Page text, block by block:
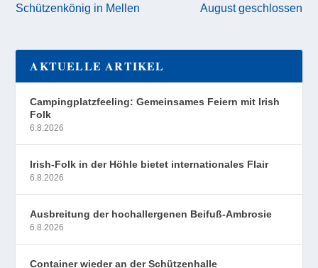
Schützenkönig in Mellen
August geschlossen
AKTUELLE ARTIKEL
Campingplatzfeeling: Gemeinsames Feiern mit Irish
Folk
6.8.2026
Irish-Folk in der Höhle bietet internationales Flair
6.8.2026
Ausbreitung der hochallergenen Beifuß-Ambrosie
6.8.2026
Container wieder an der Schützenhalle